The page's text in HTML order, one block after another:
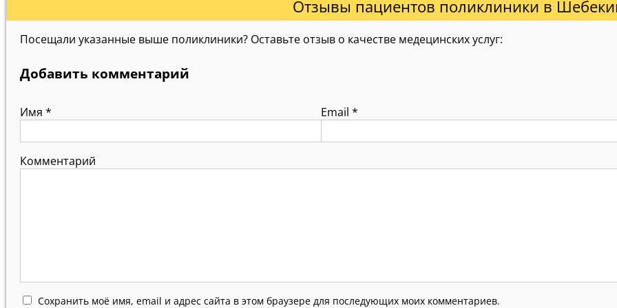
Отзывы пациентов поликлиники в
Посещали указанные выше поликлиники? Оставьте отзыв о качестве медецинских услуг:
Добавить комментарий
Имя * Email*
Комментарий
Сохранить моё имя, email и адрес сайта в этом браузере для последующих моих комментариев.